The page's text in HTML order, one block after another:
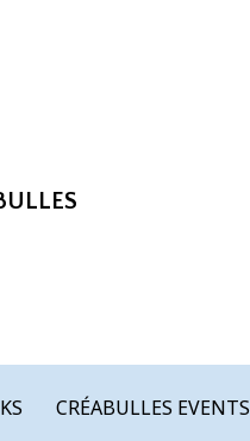
CRÉABULLES EVENTS